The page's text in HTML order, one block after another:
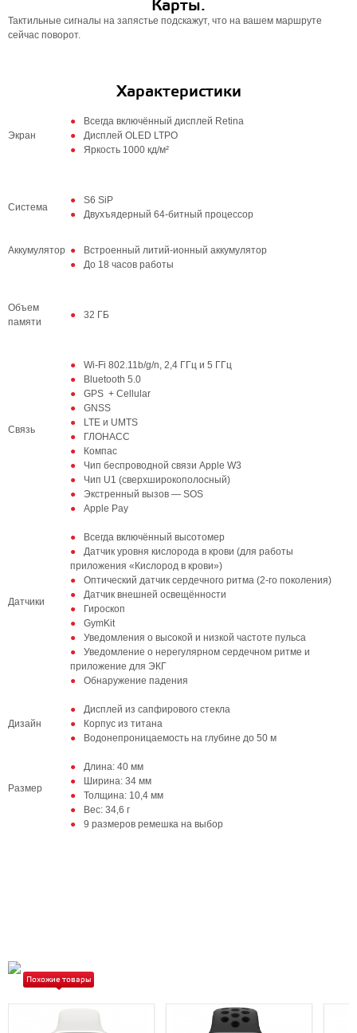
Карты.
Тактильные сигналы на запястье подскажут, что на вашем маршруте
сейчас поворот.
Характеристики
Экран
Всегда включённый дисплей Retina
Дисплей OLED LTPO
Яркость 1000 кд/м²
Система
S6 SiP
Двухъядерный 64‑битный процессор
Аккумулятор
Встроенный литий‑ионный аккумулятор
До 18 часов работы
Объем
памяти
32 ГБ
Связь
Wi-Fi 802.11b/g/n, 2,4 ГГц и 5 ГГц
Bluetooth 5.0
GPS + Cellular
GNSS
LTE и UMTS
ГЛОНАСС
Компас
Чип беспроводной связи Apple W3
Чип U1 (сверхширокополосный)
Экстренный вызов — SOS
Apple Pay
Датчики
Всегда включённый высотомер
Датчик уровня кислорода в крови (для работы
приложения «Кислород в крови»)
Оптический датчик сердечного ритма (2‑го поколения)
Датчик внешней освещённости
Гироскоп
GymKit
Уведомления о высокой и низкой частоте пульса
Уведомление о нерегулярном сердечном ритме и
приложение для ЭКГ
Обнаружение падения
Дизайн
Дисплей из сапфирового стекла
Корпус из титана
Водонепроницаемость на глубине до 50 м
Размер
Длина: 40 мм
Ширина: 34 мм
Толщина: 10,4 мм
Вес: 34,6 г
9 размеров ремешка на выбор
Похожие товары